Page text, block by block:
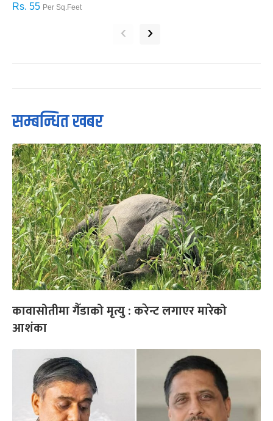
Rs. 55 Per Sq.Feet
‹ ›
सम्बन्धित खबर
कावासोतीमा गैँडाको मृत्यु : करेन्ट लगाएर मारेको
आशंका